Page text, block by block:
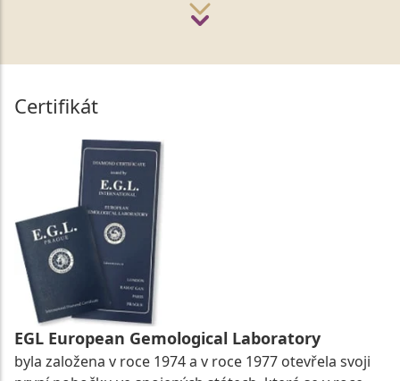
Certifikát
EGL European Gemological Laboratory
byla založena v roce 1974 a v roce 1977 otevřela svoji